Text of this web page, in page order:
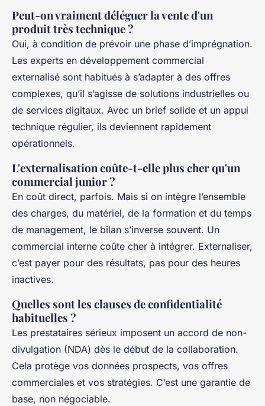
Peut-on vraiment déléguer la vente d'un
produit très technique ?
Oui, à condition de prévoir une phase d’imprégnation.
Les experts en développement commercial
externalisé sont habitués à s’adapter à des offres
complexes, qu’il s’agisse de solutions industrielles ou
de services digitaux. Avec un brief solide et un appui
technique régulier, ils deviennent rapidement
opérationnels.
L'externalisation coûte-t-elle plus cher qu'un
commercial junior ?
En coût direct, parfois. Mais si on intègre l’ensemble
des charges, du matériel, de la formation et du temps
de management, le bilan s’inverse souvent. Un
commercial interne coûte cher à intégrer. Externaliser,
c’est payer pour des résultats, pas pour des heures
inactives.
Quelles sont les clauses de confidentialité
habituelles ?
Les prestataires sérieux imposent un accord de non-
divulgation (NDA) dès le début de la collaboration.
Cela protège vos données prospects, vos offres
commerciales et vos stratégies. C’est une garantie de
base, non négociable.